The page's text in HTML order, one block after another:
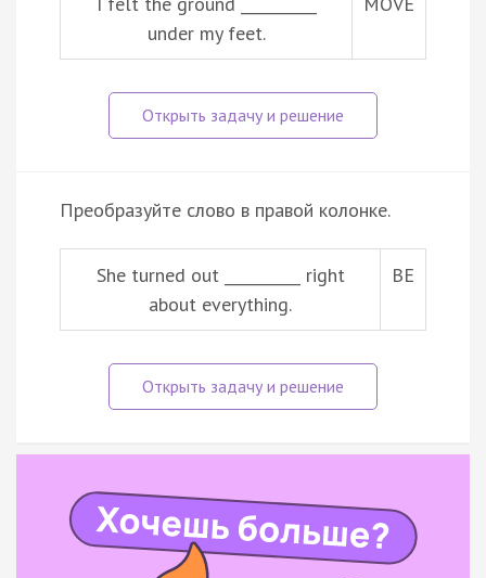
under my feet.
Преобразуйте слово в правой колонке.
She turned out __________ right
about everything.
BE